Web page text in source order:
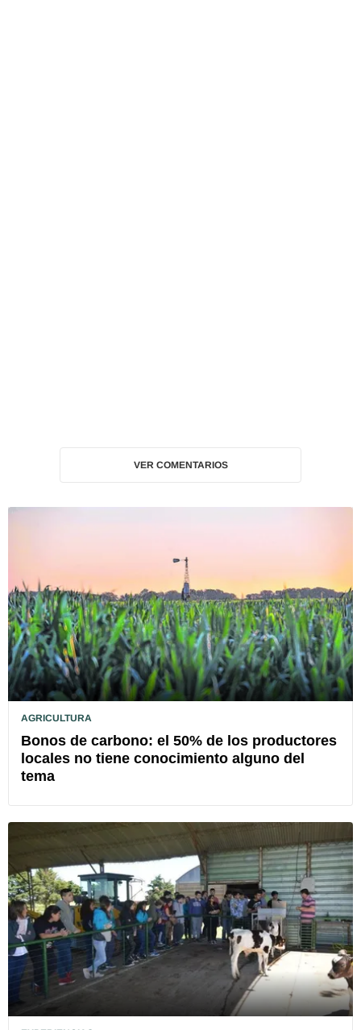
VER COMENTARIOS
AGRICULTURA
Bonos de carbono: el 50% de los productores
locales no tiene conocimiento alguno del
tema